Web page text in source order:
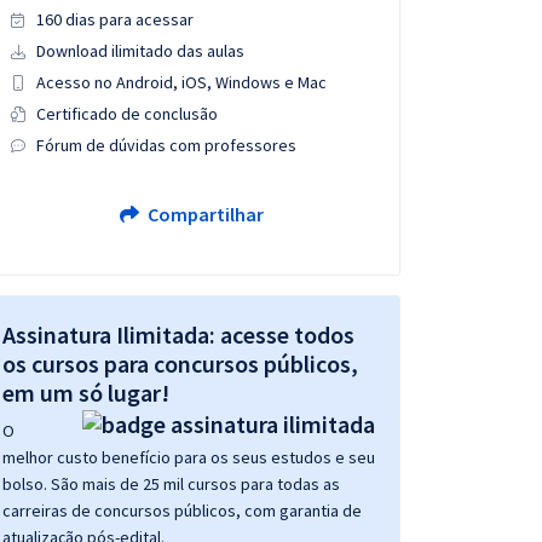
160 dias para acessar
Download ilimitado das aulas
Acesso no Android, iOS, Windows e Mac
Certificado de conclusão
Fórum de dúvidas com professores
Compartilhar
Assinatura Ilimitada: acesse todos
os cursos para concursos públicos,
em um só lugar!
O
melhor custo benefício para os seus estudos e seu
bolso. São mais de 25 mil cursos para todas as
carreiras de concursos públicos, com garantia de
atualização pós-edital.